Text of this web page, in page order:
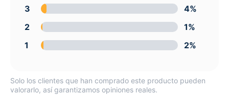
3
4%
2
1%
1
2%
Solo los clientes que han comprado este producto pueden
valorarlo, así garantizamos opiniones reales.